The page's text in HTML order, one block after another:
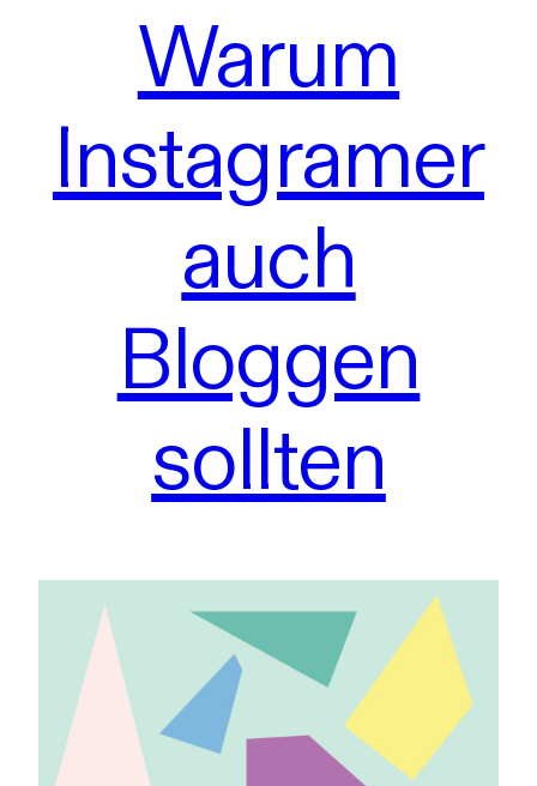
Warum
Instagramer
auch
Bloggen
sollten